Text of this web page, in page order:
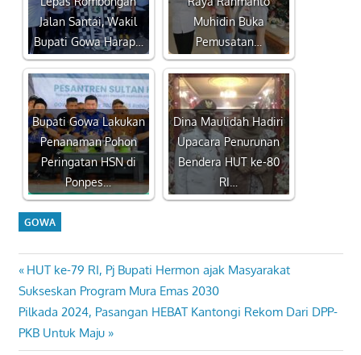
Jalan Santai, Wakil
Bupati Gowa Harap…
Muhidin Buka
Pemusatan…
Bupati Gowa Lakukan
Penanaman Pohon
Peringatan HSN di
Ponpes…
Dina Maulidah Hadiri
Upacara Penurunan
Bendera HUT ke-80
RI…
GOWA
Navigasi
pos
Previous
Post:
HUT ke-79 RI, Pj Bupati Hermon ajak Masyarakat
Sukseskan Program Mura Emas 2030
Next
Post:
Pilkada 2024, Pasangan HEBAT Kantongi Rekom Dari DPP-
PKB Untuk Maju